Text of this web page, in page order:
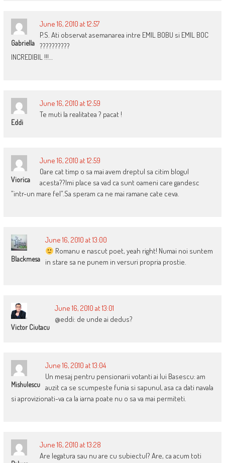
Gabriella
June 16, 2010 at 12:57
P.S. Ati observat asemanarea intre EMIL BOBU si EMIL BOC
??????????
INCREDIBIL !!!…
Eddi
June 16, 2010 at 12:59
Te muti la realitatea ? pacat !
Viorica
June 16, 2010 at 12:59
Oare cat timp o sa mai avem dreptul sa citim blogul
acesta??Imi place sa vad ca sunt oameni care gandesc
”intr-un mare fel”.Sa speram ca ne mai ramane cate ceva.
Blackmesa
June 16, 2010 at 13:00
Romanu e nascut poet, yeah right! Numai noi suntem
in stare sa ne punem in versuri propria prostie.
Victor Ciutacu
June 16, 2010 at 13:01
@eddi: de unde ai dedus?
Mishulescu
June 16, 2010 at 13:04
Un mesaj pentru pensionarii votanti ai lui Basescu: am
auzit ca se scumpeste funia si sapunul, asa ca dati navala
si aprovizionati-va ca la iarna poate nu o sa va mai permiteti.
June 16, 2010 at 13:28
Are legatura sau nu are cu subiectul? Are, ca acum toti